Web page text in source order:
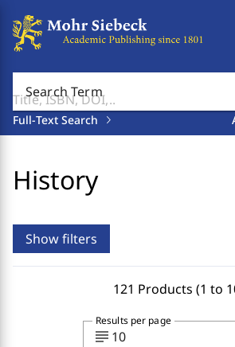
Search Term
Full-Text Search
History
Show filters
121 Products (1 to
subject 10
Results per page